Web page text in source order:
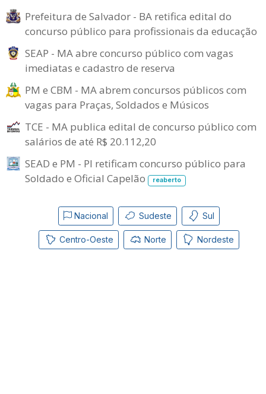
Prefeitura de Salvador - BA retifica edital do
concurso público para profissionais da educação
SEAP - MA abre concurso público com vagas
imediatas e cadastro de reserva
PM e CBM - MA abrem concursos públicos com
vagas para Praças, Soldados e Músicos
TCE - MA publica edital de concurso público com
salários de até R$ 20.112,20
SEAD e PM - PI retificam concurso público para
Soldado e Oficial Capelão
reaberto
Nacional Sudeste Sul
Centro-Oeste Norte Nordeste